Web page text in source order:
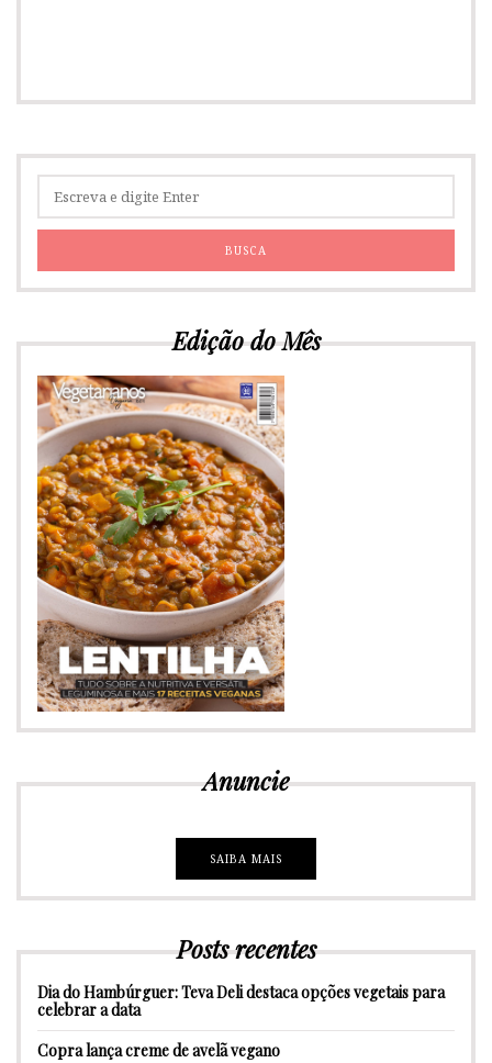
Edição do Mês
Anuncie
SAIBA MAIS
Posts recentes
Dia do Hambúrguer: Teva Deli destaca opções vegetais para
celebrar a data
Copra lança creme de avelã vegano